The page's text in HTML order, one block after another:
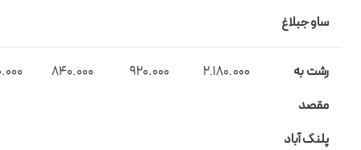
ساوجبلاغ
رشت به
مقصد
پلنگ آباد
2.180.000
920.000
840.000